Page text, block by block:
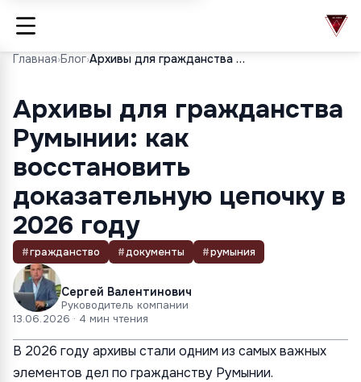
Главная›Блог› Архивы для гражданства Румынии: как восстановить доказательную цепочку в 2026 году
Архивы для гражданства
Румынии: как
восстановить
доказательную цепочку в
2026 году
#гражданство #документы #румыния
Сергей Валентинович
Руководитель компании
13.06.2026 · 4 мин чтения
В 2026 году архивы стали одним из самых важных
элементов дел по гражданству Румынии.